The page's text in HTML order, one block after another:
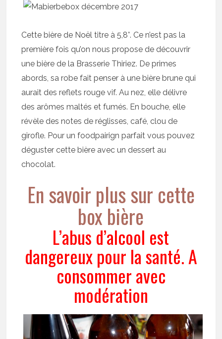
Cette bière de Noël titre à 5,8°. Ce n’est pas la
première fois qu’on nous propose de découvrir
une bière de la Brasserie Thiriez. De primes
abords, sa robe fait penser à une bière brune qui
aurait des reflets rouge vif. Au nez, elle délivre
des arômes maltés et fumés. En bouche, elle
révèle des notes de réglisses, café, clou de
girofle. Pour un foodpairign parfait vous pouvez
déguster cette bière avec un dessert au
chocolat.
En savoir plus sur cette
box bière
L’abus d’alcool est
dangereux pour la santé. A
consommer avec
modération